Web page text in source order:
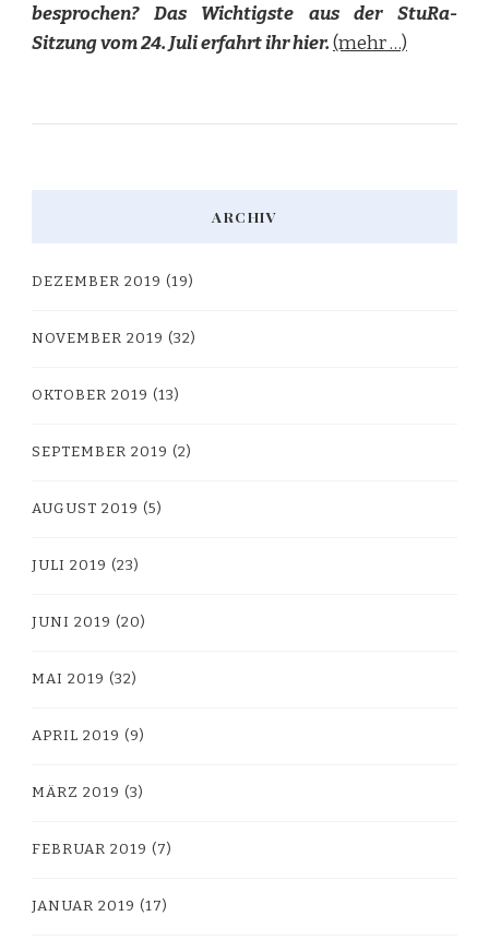
besprochen? Das Wichtigste aus der StuRa-
Sitzung vom 24. Juli erfahrt ihr hier.(mehr …)
ARCHIV
DEZEMBER 2019 (19)
NOVEMBER 2019 (32)
OKTOBER 2019 (13)
SEPTEMBER 2019 (2)
AUGUST 2019 (5)
JULI 2019 (23)
JUNI 2019 (20)
MAI 2019 (32)
APRIL 2019 (9)
MÄRZ 2019 (3)
FEBRUAR 2019 (7)
JANUAR 2019 (17)